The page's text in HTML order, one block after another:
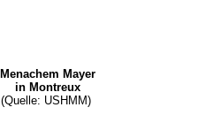
Menachem Mayer
in Montreux
(Quelle: USHMM)